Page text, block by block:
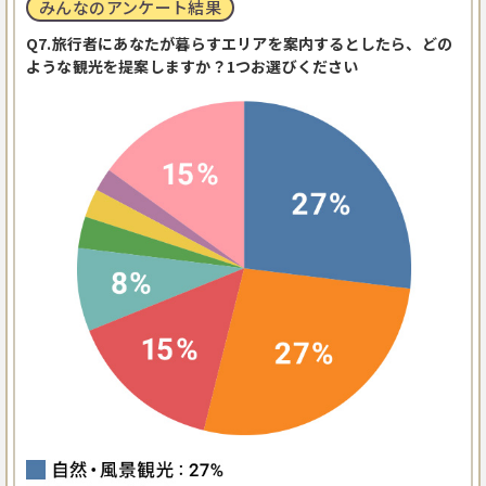
みんなのアンケート結果
Q7.旅行者にあなたが暮らすエリアを案内するとしたら、どの
ような観光を提案しますか？1つお選びください